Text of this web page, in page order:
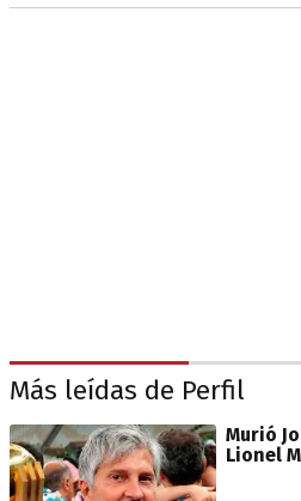
Más leídas de Perfil
Murió
Lionel